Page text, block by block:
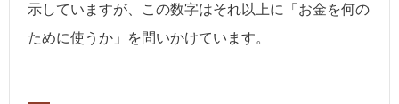
示していますが、この数字はそれ以上に「お金を何の
ために使うか」を問いかけています。